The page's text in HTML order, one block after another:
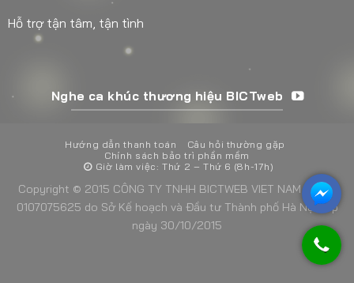
Hỗ trợ tận tâm, tận tình
Nghe ca khúc thương hiệu BICTweb
Hướng dẫn thanh toán
Câu hỏi thường gặp
Chính sách bảo trì phần mềm
Giờ làm việc: Thứ 2 – Thứ 6 (8h-17h)
Copyright © 2015 CÔNG TY TNHH BICTWEB VIET NAM - MST:
0107075625 do Sở Kế hoạch và Đầu tư Thành phố Hà Nội cấp
ngày 30/10/2015